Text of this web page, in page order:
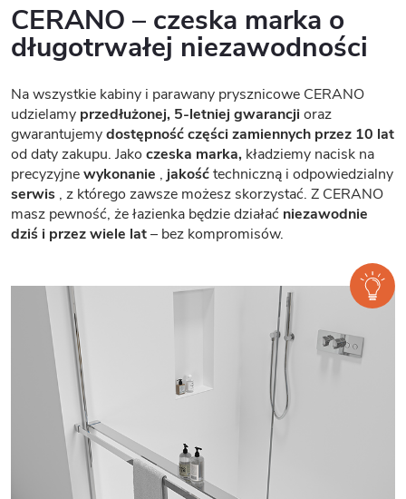
CERANO – czeska marka o
długotrwałej niezawodności
Na wszystkie kabiny i parawany prysznicowe CERANO
udzielamy przedłużonej, 5-letniej gwarancjioraz
gwarantujemydostępność części zamiennych przez 10 lat
od daty zakupu. Jako czeska marka, kładziemy nacisk na
precyzyjnewykonanie , jakośćtechniczną i odpowiedzialny
serwis , z którego zawsze możesz skorzystać. Z CERANO
masz pewność, że łazienka będzie działać niezawodnie
dziś i przez wiele lat– bez kompromisów.